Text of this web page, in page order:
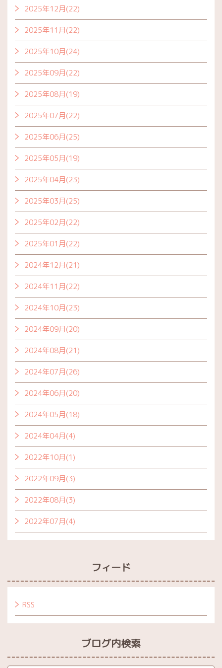
2025年12月(22)
2025年11月(22)
2025年10月(24)
2025年09月(22)
2025年08月(19)
2025年07月(22)
2025年06月(25)
2025年05月(19)
2025年04月(23)
2025年03月(25)
2025年02月(22)
2025年01月(22)
2024年12月(21)
2024年11月(22)
2024年10月(23)
2024年09月(20)
2024年08月(21)
2024年07月(26)
2024年06月(20)
2024年05月(18)
2024年04月(4)
2022年10月(1)
2022年09月(3)
2022年08月(3)
2022年07月(4)
フィード
RSS
ブログ内検索